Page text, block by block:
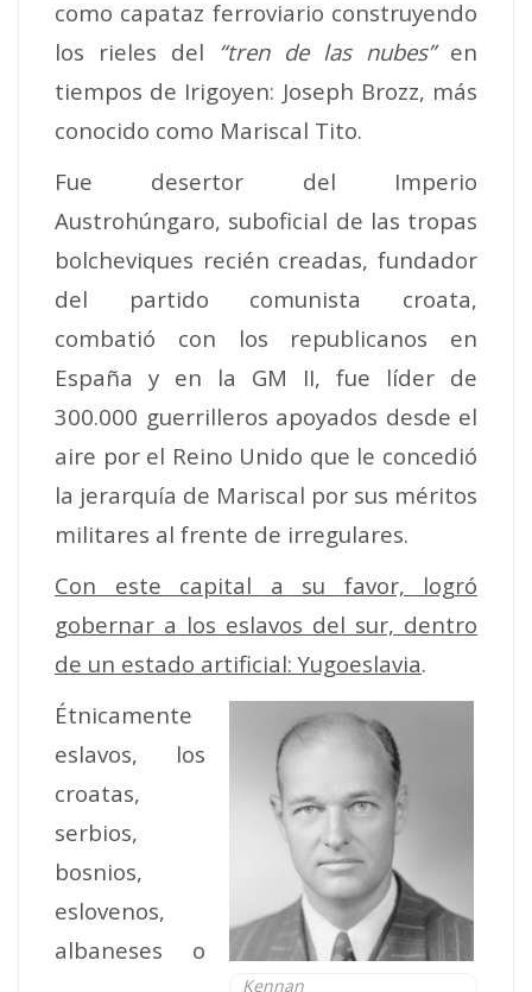
como capataz ferroviario construyendo
los rieles del “tren de las nubes”en
tiempos de Irigoyen: Joseph Brozz, más
conocido como Mariscal Tito.
Fue desertor del Imperio
Austrohúngaro, suboficial de las tropas
bolcheviques recién creadas, fundador
del partido comunista croata,
combatió con los republicanos en
España y en la GM II, fue líder de
300.000 guerrilleros apoyados desde el
aire por el Reino Unido que le concedió
la jerarquía de Mariscal por sus méritos
militares al frente de irregulares.
Con este capital a su favor, logró
gobernar a los eslavos del sur, dentro
de un estado artificial: Yugoeslavia.
Kennan
Étnicamente
eslavos, los
croatas,
serbios,
bosnios,
eslovenos,
albaneses o